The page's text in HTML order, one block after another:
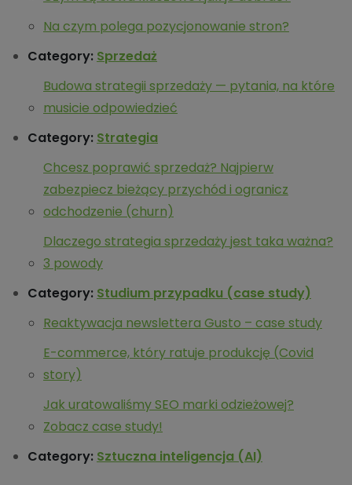
Na czym polega pozycjonowanie stron?
Category: Sprzedaż
Budowa strategii sprzedaży — pytania, na które
musicie odpowiedzieć
Category: Strategia
Chcesz poprawić sprzedaż? Najpierw
zabezpiecz bieżący przychód i ogranicz
odchodzenie (churn)
Dlaczego strategia sprzedaży jest taka ważna?
3 powody
Category: Studium przypadku (case study)
Reaktywacja newslettera Gusto – case study
E-commerce, który ratuje produkcję (Covid
story)
Jak uratowaliśmy SEO marki odzieżowej?
Zobacz case study!
Category: Sztuczna inteligencja (AI)